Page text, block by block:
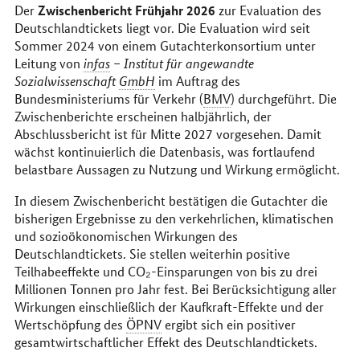
DerZwischenbericht Frühjahr 2026 zur Evaluation des
Deutschlandtickets liegt vor. Die Evaluation wird seit
Sommer 2024 von einem Gutachterkonsortium unter
Leitung von infas– Institut für angewandte
SozialwissenschaftGmbH im Auftrag des
Bundesministeriums für Verkehr (BMV) durchgeführt. Die
Zwischenberichte erscheinen halbjährlich, der
Abschlussbericht ist für Mitte 2027 vorgesehen. Damit
wächst kontinuierlich die Datenbasis, was fortlaufend
belastbare Aussagen zu Nutzung und Wirkung ermöglicht.
In diesem Zwischenbericht bestätigen die Gutachter die
bisherigen Ergebnisse zu den verkehrlichen, klimatischen
und sozioökonomischen Wirkungen des
Deutschlandtickets. Sie stellen weiterhin positive
Teilhabeeffekte und CO₂-Einsparungen von bis zu drei
Millionen Tonnen pro Jahr fest. Bei Berücksichtigung aller
Wirkungen einschließlich der Kaufkraft-Effekte und der
Wertschöpfung des ÖPNVergibt sich ein positiver
gesamtwirtschaftlicher Effekt des Deutschlandtickets.